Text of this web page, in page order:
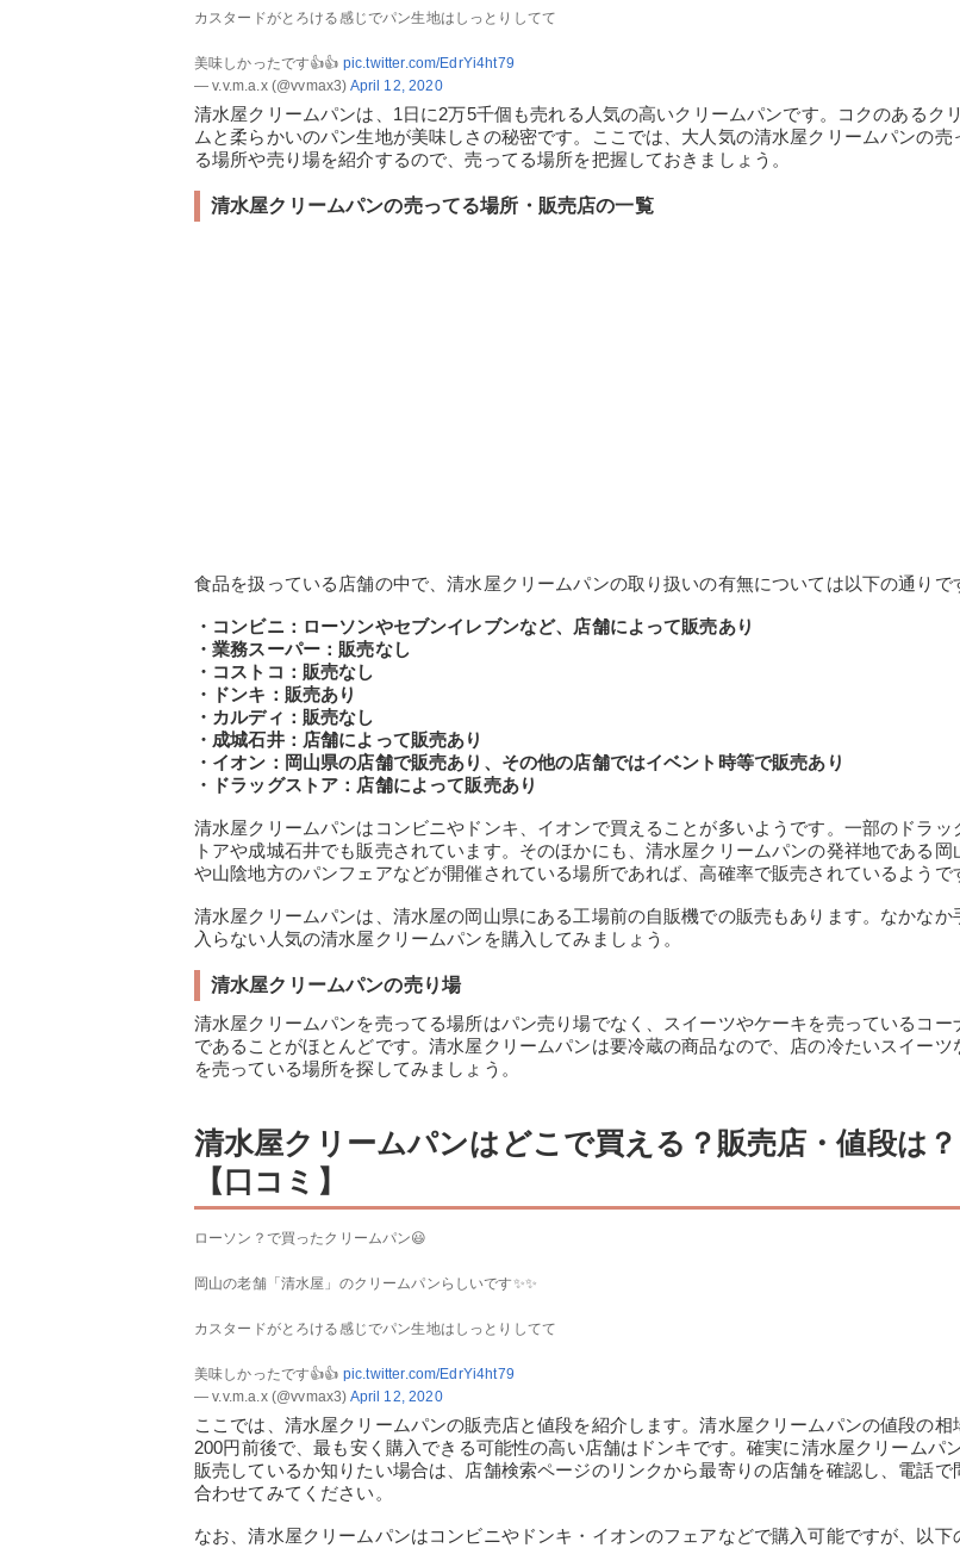
カスタードがとろける感じでパン生地はしっとりしてて
美味しかったです👍👍 pic.twitter.com/EdrYi4ht79
— v.v.m.a.x (@vvmax3) April 12, 2020
清水屋クリームパンは、1日に2万5千個も売れる人気の高いクリームパンです。コクのあるク
ムと柔らかいのパン生地が美味しさの秘密です。ここでは、大人気の清水屋クリームパンの売
る場所や売り場を紹介するので、売ってる場所を把握しておきましょう。
清水屋クリームパンの売ってる場所・販売店の一覧
食品を扱っている店舗の中で、清水屋クリームパンの取り扱いの有無については以下の通りで
・コンビニ：ローソンやセブンイレブンなど、店舗によって販売あり
・業務スーパー：販売なし
・コストコ：販売なし
・ドンキ：販売あり
・カルディ：販売なし
・成城石井：店舗によって販売あり
・イオン：岡山県の店舗で販売あり、その他の店舗ではイベント時等で販売あり
・ドラッグストア：店舗によって販売あり
清水屋クリームパンはコンビニやドンキ、イオンで買えることが多いようです。一部のドラッ
トアや成城石井でも販売されています。そのほかにも、清水屋クリームパンの発祥地である岡
や山陰地方のパンフェアなどが開催されている場所であれば、高確率で販売されているようで
清水屋クリームパンは、清水屋の岡山県にある工場前の自販機での販売もあります。なかなか
入らない人気の清水屋クリームパンを購入してみましょう。
清水屋クリームパンの売り場
清水屋クリームパンを売ってる場所はパン売り場でなく、スイーツやケーキを売っているコー
であることがほとんどです。清水屋クリームパンは要冷蔵の商品なので、店の冷たいスイーツ
を売っている場所を探してみましょう。
清水屋クリームパンはどこで買える？販売店・値段は？
【口コミ】
ローソン？で買ったクリームパン😃
岡山の老舗「清水屋」のクリームパンらしいです✨✨
カスタードがとろける感じでパン生地はしっとりしてて
美味しかったです👍👍 pic.twitter.com/EdrYi4ht79
— v.v.m.a.x (@vvmax3) April 12, 2020
ここでは、清水屋クリームパンの販売店と値段を紹介します。清水屋クリームパンの値段の相
200円前後で、最も安く購入できる可能性の高い店舗はドンキです。確実に清水屋クリームパ
販売しているか知りたい場合は、店舗検索ページのリンクから最寄りの店舗を確認し、電話で
合わせてみてください。
なお、清水屋クリームパンはコンビニやドンキ・イオンのフェアなどで購入可能ですが、以下